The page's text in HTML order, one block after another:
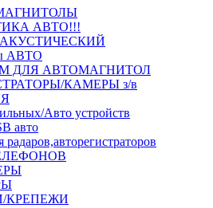
АВТО!!!
АКУСТИЧЕСКИЙ
АВТО
ДЛЯ АВТОМАГНИТОЛ
КАМЕРЫ з/в
Авто устройств
авто
КРЕПЕЖИ